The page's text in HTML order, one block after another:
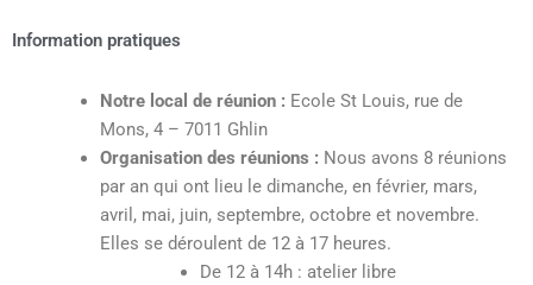
Information pratiques
Notre local de réunion: Ecole St Louis, rue de
Mons, 4 – 7011 Ghlin
Organisation des réunions : Nous avons 8 réunions
par an qui ont lieu le dimanche, en février, mars,
avril, mai, juin, septembre, octobre et novembre.
Elles se déroulent de 12 à 17 heures.
De 12 à 14h : atelier libre